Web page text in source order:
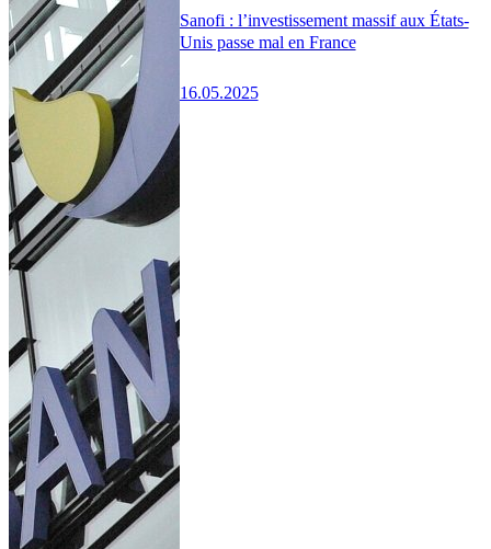
Sanofi : l’investissement massif aux États-
Unis passe mal en France
16.05.2025